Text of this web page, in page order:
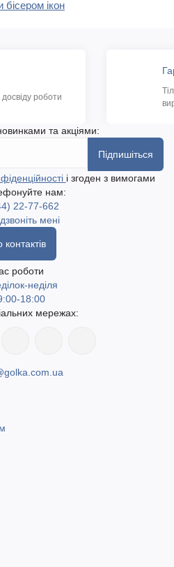
ікон
роботи
та акціями:
Підпишіться
і згоден з вимогами
нам:
22-77-662
мені
контактів
роботи
неділя
18:00
мережах: